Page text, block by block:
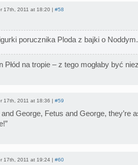
17th, 2011 at 18:20 | #58
porucznika Ploda z bajki o Noddym.
Płód na tropie – z tego mogłaby być
17th, 2011 at 18:36 | #59
and George, Fetus and George, they’re
17th, 2011 at 19:24 | #60